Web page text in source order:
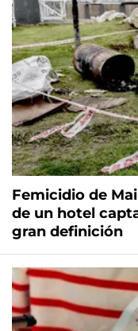
Femicidio de
de un hotel
gran definición